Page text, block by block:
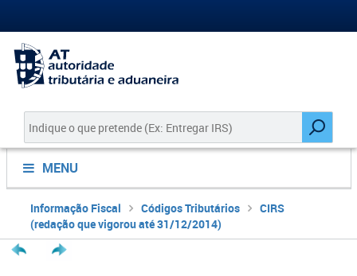
MENU
Informação Fiscal Códigos Tributários
CIRS
(redação que vigorou até 31/12/2014)